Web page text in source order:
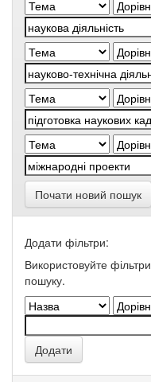
Почати новий пошук
Додати фільтри:
Використовуйте
пошуку.